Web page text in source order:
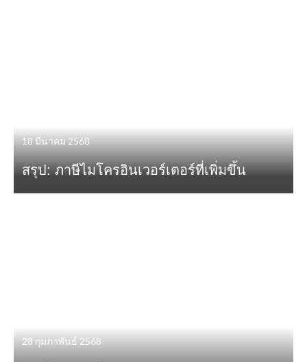
18 มีนาคม 2568
สรุป: ภาษีไมโครอินเวอร์เตอร์ที่เพิ่มขึ้น
28 กุมภาพันธ์ 2568